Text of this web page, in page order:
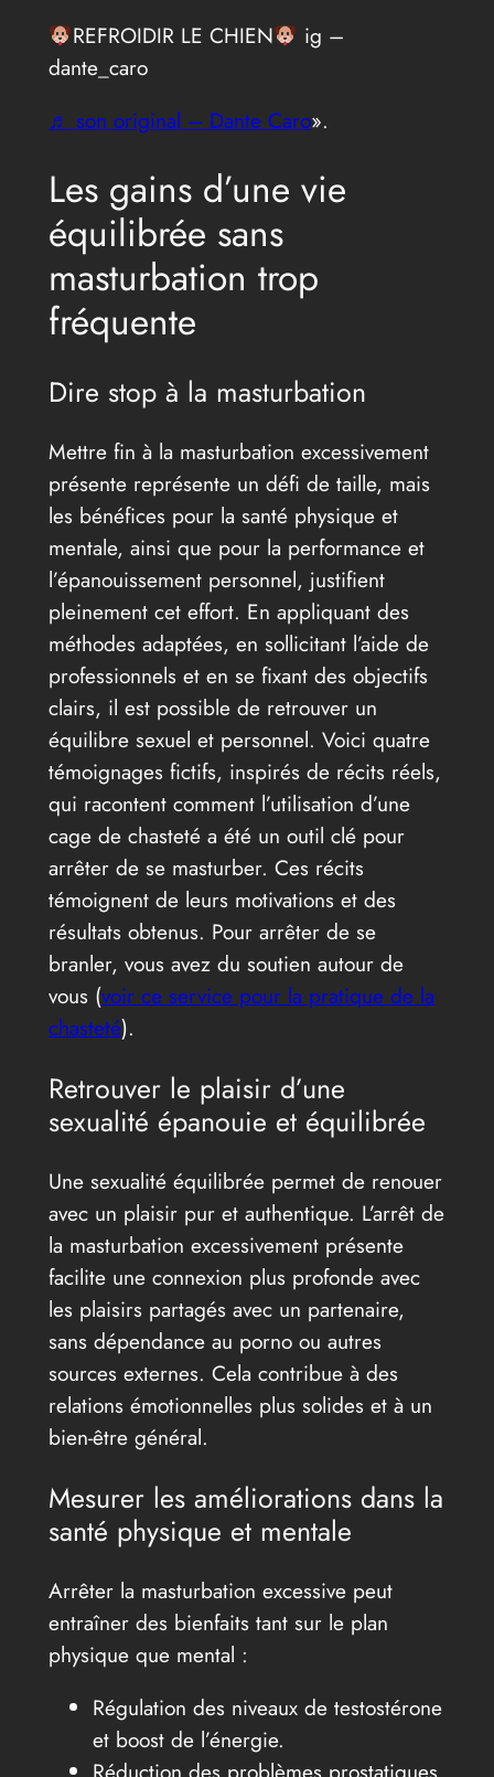
REFROIDIR LE CHIEN
ig –
dante_caro
♬ son original – Dante Caro».
Les gains d’une vie
équilibrée sans
masturbation trop
fréquente
Dire stop à la masturbation
Mettre fin à la masturbation excessivement
présente représente un défi de taille, mais
les bénéfices pour la santé physique et
mentale, ainsi que pour la performance et
l’épanouissement personnel, justifient
pleinement cet effort. En appliquant des
méthodes adaptées, en sollicitant l’aide de
professionnels et en se fixant des objectifs
clairs, il est possible de retrouver un
équilibre sexuel et personnel. Voici quatre
témoignages fictifs, inspirés de récits réels,
qui racontent comment l’utilisation d’une
cage de chasteté a été un outil clé pour
arrêter de se masturber. Ces récits
témoignent de leurs motivations et des
résultats obtenus. Pour arrêter de se
branler, vous avez du soutien autour de
vous (voir ce service pour la pratique de la
chasteté).
Retrouver le plaisir d’une
sexualité épanouie et équilibrée
Une sexualité équilibrée permet de renouer
avec un plaisir pur et authentique. L’arrêt de
la masturbation excessivement présente
facilite une connexion plus profonde avec
les plaisirs partagés avec un partenaire,
sans dépendance au porno ou autres
sources externes. Cela contribue à des
relations émotionnelles plus solides et à un
bien-être général.
Mesurer les améliorations dans la
santé physique et mentale
Arrêter la masturbation excessive peut
entraîner des bienfaits tant sur le plan
physique que mental :
Régulation des niveaux de testostérone
et boost de l’énergie.